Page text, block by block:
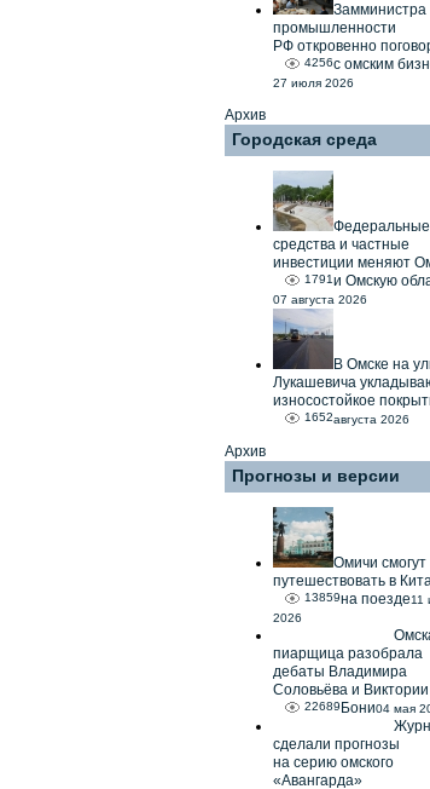
Замминистра
промышленности
РФ откровенно
с омским
4256
27 июля 2026
Архив
Городская среда
Федеральные
средства и частные
инвестиции меняют
и Омскую
1791
07 августа 2026
В Омске на
Лукашевича
износостойкое
1652августа 2026
Архив
Прогнозы и версии
Омичи смогут
путешествовать в
на поезде
13859
11
2026
пиарщица разобрала
дебаты Владимира
Соловьёва и Виктории
Бони
22689 04 мая
сделали прогнозы
на серию омского
«Авангарда»